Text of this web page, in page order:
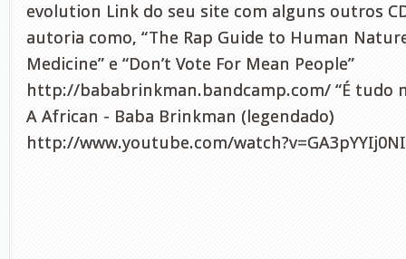
evolution Link do seu site com alguns outros
autoria como, “The Rap Guide to Human
Medicine” e “Don’t Vote For Mean People”
http://bababrinkman.bandcamp.com/ “É tudo
A African - Baba Brinkman (legendado)
http://www.youtube.com/watch?v=GA3pYYIj0NI